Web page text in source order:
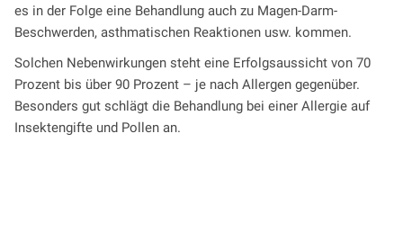
es in der Folge eine Behandlung auch zu Magen-Darm-
Beschwerden, asthmatischen Reaktionen usw. kommen.
Solchen Nebenwirkungen steht eine Erfolgsaussicht von 70
Prozent bis über 90 Prozent – je nach Allergen gegenüber.
Besonders gut schlägt die Behandlung bei einer Allergie auf
Insektengifte und Pollen an.